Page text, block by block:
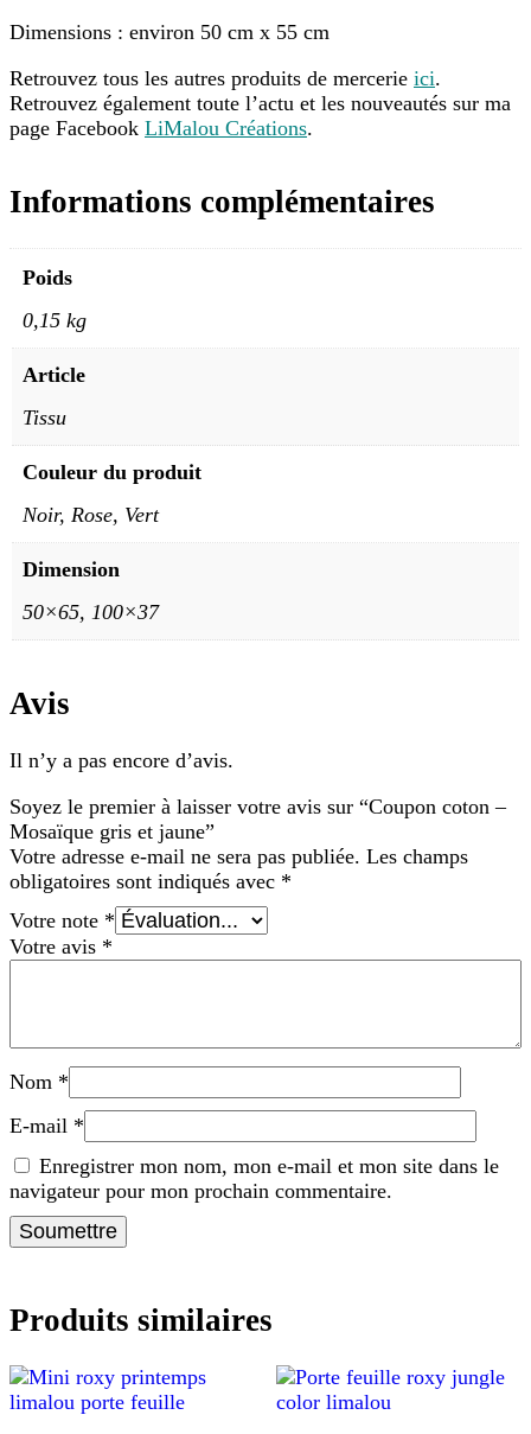
Dimensions : environ 50 cm x 55 cm
Retrouvez tous les autres produits de mercerie ici.
Retrouvez également toute l’actu et les nouveautés sur ma
page Facebook LiMalou Créations.
Informations complémentaires
Poids
0,15 kg
Article
Tissu
Couleur du produit
Noir, Rose, Vert
Dimension
50×65, 100×37
Avis
Il n’y a pas encore d’avis.
Soyez le premier à laisser votre avis sur “Coupon coton –
Mosaïque gris et jaune”
Votre adresse e-mail ne sera pas publiée. Les champs
obligatoires sont indiqués avec *
Votre note *
Votre avis *
Nom *
E-mail *
Enregistrer mon nom, mon e-mail et mon site dans le
navigateur pour mon prochain commentaire.
Produits similaires